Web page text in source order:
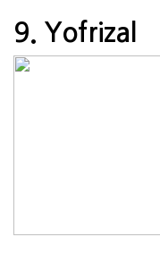
9. Yofrizal